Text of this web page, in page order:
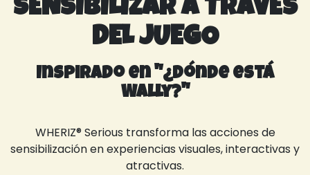
SENSIBILIZAR A TRAVÉS
DEL JUEGO
Inspirado en "¿Dónde está
Wally?"
WHERIZ® Serious transforma las acciones de
sensibilización en experiencias visuales, interactivas y
atractivas.